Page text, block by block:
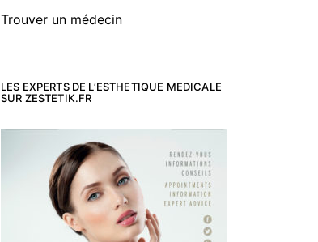
Trouver un médecin
LES EXPERTS DE L’ESTHETIQUE MEDICALE
SUR ZESTETIK.FR